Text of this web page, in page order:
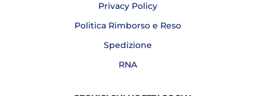
Privacy Policy
Politica Rimborso e Reso
Spedizione
RNA